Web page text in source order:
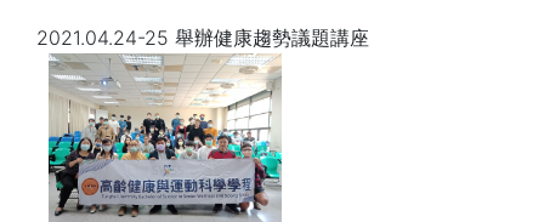
2021.04.24-25 舉辦健康趨勢議題講座